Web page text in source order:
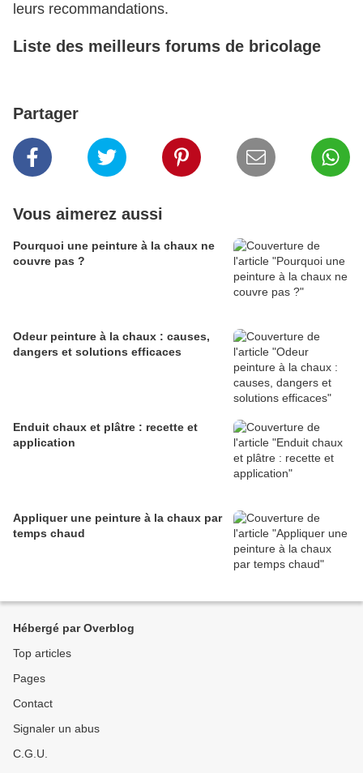
leurs recommandations.
Liste des meilleurs forums de bricolage
Partager
Vous aimerez aussi
Pourquoi une peinture à la chaux ne
couvre pas ?
Odeur peinture à la chaux : causes,
dangers et solutions efficaces
Enduit chaux et plâtre : recette et
application
Appliquer une peinture à la chaux par
temps chaud
Hébergé par Overblog
Top articles
Pages
Contact
Signaler un abus
C.G.U.